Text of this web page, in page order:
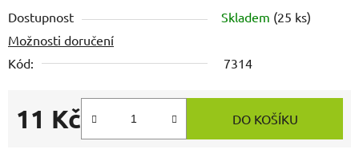
Dostupnost Skladem (25 ks)
Možnosti doručení
Kód:
7314
11 Kč
Měrná cena:
DO KOŠÍKU